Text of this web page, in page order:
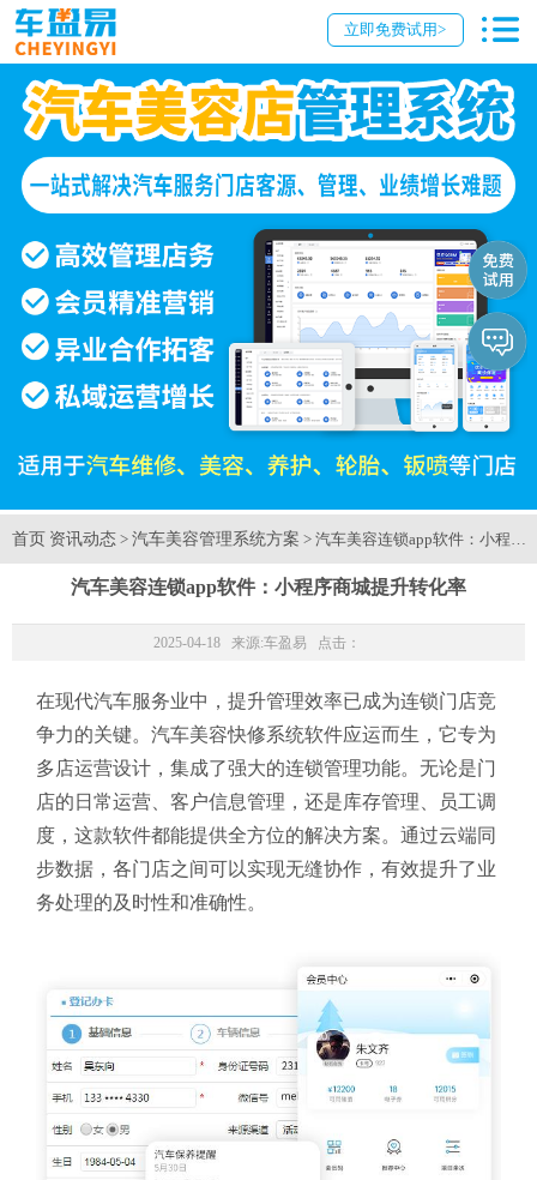
立即免费试用>
首页 资讯动态 > 汽车美容管理系统方案 > 汽车美容连锁app软件：小程序
汽车美容连锁app软件：小程序商城提升转化率
2025-04-18 来源:车盈易 点击：
在现代汽车服务业中，提升管理效率已成为连锁门店竞
争力的关键。汽车美容快修系统软件应运而生，它专为
多店运营设计，集成了强大的连锁管理功能。无论是门
店的日常运营、客户信息管理，还是库存管理、员工调
度，这款软件都能提供全方位的解决方案。通过云端同
步数据，各门店之间可以实现无缝协作，有效提升了业
务处理的及时性和准确性。